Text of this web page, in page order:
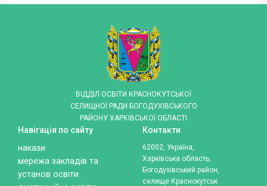
ВІДДІЛ ОСВІТИ КРАСНОКУТСЬКОЇ
СЕЛИЩНОЇ РАДИ БОГОДУХІВСЬКОГО
РАЙОНУ ХАРКІВСЬКОЇ ОБЛАСТІ
Навігація по сайту
накази
мережа закладів та
установ освіти
Контакти
62002, Україна,
Харківська область,
Богодухівський район,
селище Краснокутськ